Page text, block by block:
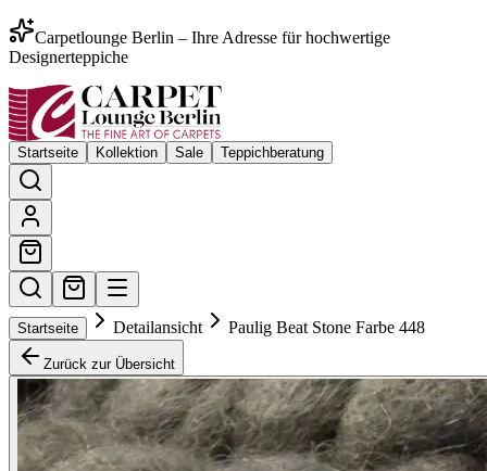
Carpetlounge Berlin – Ihre Adresse für hochwertige
Designerteppiche
Startseite Kollektion Sale Teppichberatung
Startseite Detailansicht Paulig Beat Stone Farbe 448
Zurück zur Übersicht